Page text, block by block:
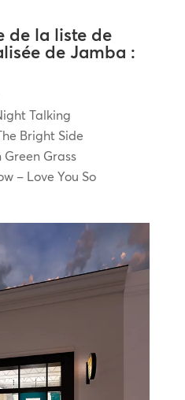
de la liste de
de Jamba :
Talking
Bright Side
Green Grass
– Love You So